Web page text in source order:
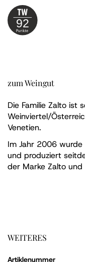
92
zum Weingut
Die Familie Zalto ist
Weinviertel/
Venetien.
Im Jahr 2006
und produziert
der Marke Zalto und
WEITERES
Artiklenummer